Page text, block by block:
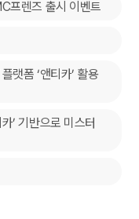
프렌즈 출시 이벤트
랫폼 ‘앤티카’ 활용
’ 기반으로 미스터